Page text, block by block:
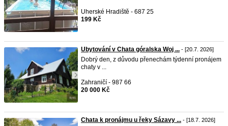
Uherské Hradiště - 687 25
199 Kč
Ubytování v Chata góralska Woj ... - [20.7. 2026]
Dobrý den, z důvodu přenechám týdenní pronájem
chaty v ...
Zahraničí - 987 66
20 000 Kč
Chata k pronájmu u řeky Sázavy ... - [18.7. 2026]